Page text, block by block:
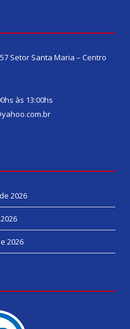
Setor Santa Maria – Centro
às 13:00hs
2026
2026